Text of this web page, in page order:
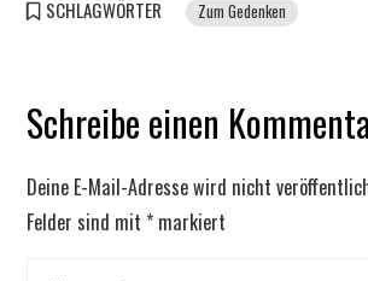
SCHLAGWÖRTER Zum Gedenken
Schreibe einen
Deine E-Mail-Adresse wird nicht
Felder sind mit * markiert